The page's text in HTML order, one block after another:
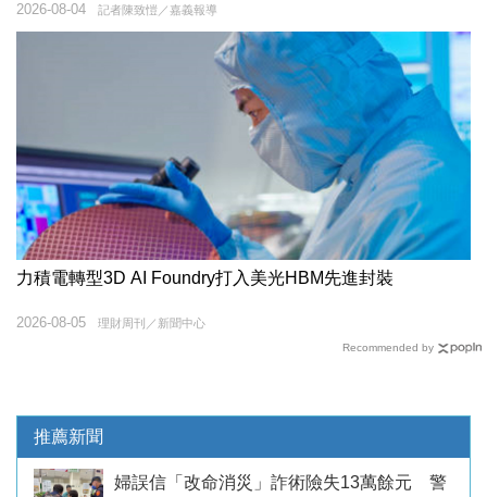
記者陳致愷／嘉義報導
2026-08-04
力積電轉型3D AI Foundry打入美光HBM先進封裝
理財周刊／新聞中心
2026-08-05
Recommended by
推薦新聞
婦誤信「改命消災」詐術險失13萬餘元 警